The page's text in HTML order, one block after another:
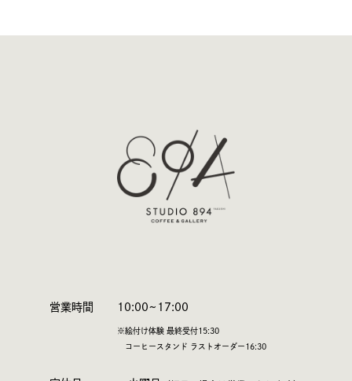
営業時間 10:00~17:00
※絵付け体験 最終受付15:30
コーヒースタンド ラストオーダー16:30